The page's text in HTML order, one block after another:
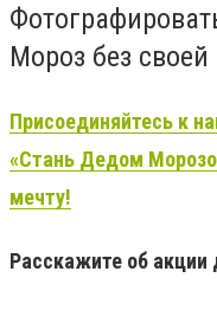
Мороз без своей
Присоединяйтесь к
«Стань Дедом
мечту!
Расскажите об акции